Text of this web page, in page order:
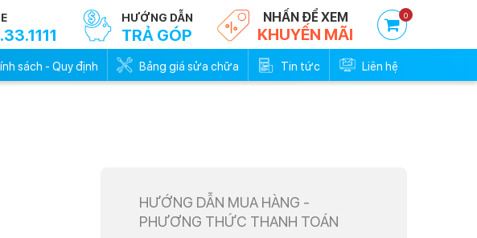
0
NHẤN ĐỂ XEM
KHUYẾN MÃI
HƯỚNG DẪN
TRẢ GÓP
sách - Quy định Bảng giá sửa chữa Tin tức Liên hệ
HƯỚNG DẪN MUA HÀNG -
PHƯƠNG THỨC THANH TOÁN